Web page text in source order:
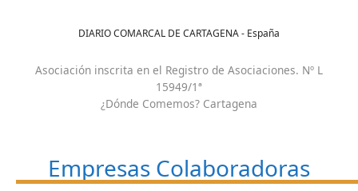
DIARIO COMARCAL DE CARTAGENA - España
Asociación inscrita en el Registro de Asociaciones. Nº L
15949/1ª
¿Dónde Comemos? Cartagena
Empresas Colaboradoras